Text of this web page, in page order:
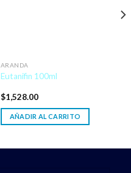
ARANDA
Eutanifin 100ml
$1,528.00
AÑADIR AL CARRITO